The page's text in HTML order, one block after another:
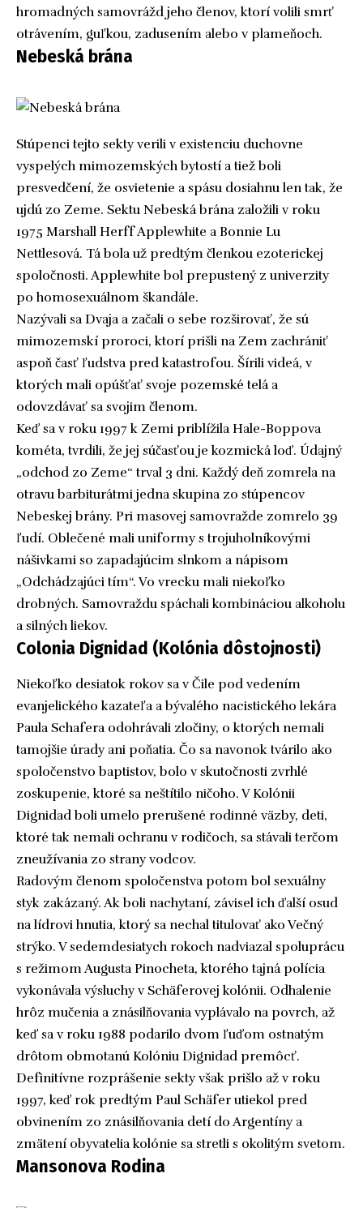
hromadných samovrážd jeho členov, ktorí volili smrť
otrávením, guľkou, zadusením alebo v plameňoch.
Nebeská brána
Stúpenci tejto sekty verili v existenciu duchovne
vyspelých mimozemských bytostí a tiež boli
presvedčení, že osvietenie a spásu dosiahnu len tak, že
ujdú zo Zeme. Sektu Nebeská brána založili v roku
1975 Marshall Herff Applewhite a Bonnie Lu
Nettlesová. Tá bola už predtým členkou ezoterickej
spoločnosti. Applewhite bol prepustený z univerzity
po homosexuálnom škandále.
Nazývali sa Dvaja a začali o sebe rozširovať, že sú
mimozemskí proroci, ktorí prišli na Zem zachrániť
aspoň časť ľudstva pred katastrofou. Šírili videá, v
ktorých mali opúšťať svoje pozemské telá a
odovzdávať sa svojim členom.
Keď sa v roku 1997 k Zemi priblížila Hale-Boppova
kométa, tvrdili, že jej súčasťou je kozmická loď. Údajný
„odchod zo Zeme“ trval 3 dni. Každý deň zomrela na
otravu barbiturátmi jedna skupina zo stúpencov
Nebeskej brány. Pri masovej samovražde zomrelo 39
ľudí. Oblečené mali uniformy s trojuholníkovými
nášivkami so zapadajúcim slnkom a nápisom
„Odchádzajúci tím“. Vo vrecku mali niekoľko
drobných. Samovraždu spáchali kombináciou alkoholu
a silných liekov.
Colonia Dignidad (Kolónia dôstojnosti)
Niekoľko desiatok rokov sa v Čile pod vedením
evanjelického kazateľa a bývalého nacistického lekára
Paula Schafera odohrávali zločiny, o ktorých nemali
tamojšie úrady ani poňatia. Čo sa navonok tvárilo ako
spoločenstvo baptistov, bolo v skutočnosti zvrhlé
zoskupenie, ktoré sa neštítilo ničoho. V Kolónii
Dignidad boli umelo prerušené rodinné väzby, deti,
ktoré tak nemali ochranu v rodičoch, sa stávali terčom
zneužívania zo strany vodcov.
Radovým členom spoločenstva potom bol sexuálny
styk zakázaný. Ak boli nachytaní, závisel ich ďalší osud
na lídrovi hnutia, ktorý sa nechal titulovať ako Večný
strýko. V sedemdesiatych rokoch nadviazal spoluprácu
s režimom Augusta Pinocheta, ktorého tajná polícia
vykonávala výsluchy v Schäferovej kolónii. Odhalenie
hrôz mučenia a znásilňovania vyplávalo na povrch, až
keď sa v roku 1988 podarilo dvom ľuďom ostnatým
drôtom obmotanú Kolóniu Dignidad premôcť.
Definitívne rozprášenie sekty však prišlo až v roku
1997, keď rok predtým Paul Schäfer utiekol pred
obvinením zo znásilňovania detí do Argentíny a
zmätení obyvatelia kolónie sa stretli s okolitým svetom.
Mansonova Rodina